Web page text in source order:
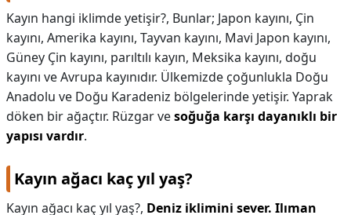
Kayın hangi iklimde yetişir?, Bunlar; Japon kayını, Çin
kayını, Amerika kayını, Tayvan kayını, Mavi Japon kayını,
Güney Çin kayını, parıltılı kayın, Meksika kayını, doğu
kayını ve Avrupa kayınıdır. Ülkemizde çoğunlukla Doğu
Anadolu ve Doğu Karadeniz bölgelerinde yetişir. Yaprak
döken bir ağaçtır. Rüzgar vesoğuğa karşı dayanıklı bir
yapısı vardır.
Kayın ağacı kaç yıl yaş?
Kayın ağacı kaç yıl yaş?, Deniz iklimini sever. Ilıman